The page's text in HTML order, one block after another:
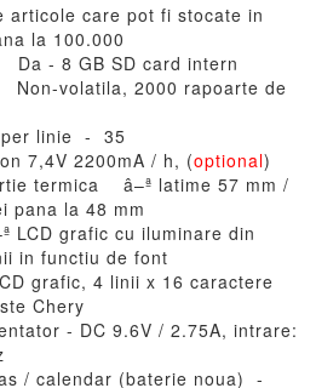
articole care pot fi stocate in
la 100.000
Da - 8 GB SD card intern
volatila, 2000 rapoarte de
per linie - 35
7,4V 2200mA / h, (optional)
termica â–ª latime 57 mm /
pana la 48 mm
LCD grafic cu iluminare din
in functiu de font
grafic, 4 linii x 16 caractere
Chery
- DC 9.6V / 2.75A, intrare:
/ calendar (baterie noua) -